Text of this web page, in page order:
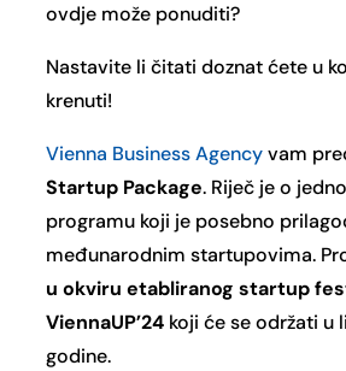
ovdje može ponuditi?
Nastavite li čitati doznat ćete u
krenuti!
Vienna Business Agencyvam
Startup Package. Riječ je o
programu koji je posebno
međunarodnim startupovima.
u okviru etabliranog startup
ViennaUP’24 koji će se održati u
godine.